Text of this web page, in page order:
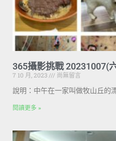
365攝影挑戰 20231007(
7 10 月, 2023
尚無留言
說明：中午在一家叫做牧山丘的
閱讀更多 »